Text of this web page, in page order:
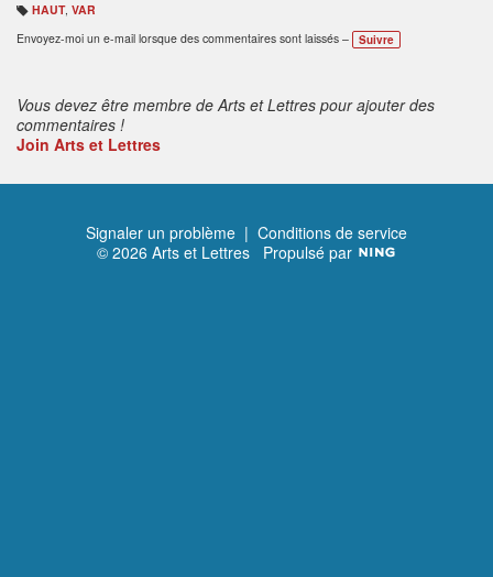
B
ali
s
HAUT, VAR
Envoyez-moi un e-mail lorsque des commentaires sont laissés –
Suivre
Vous devez être membre de Arts et Lettres pour ajouter des
commentaires !
Join Arts et Lettres
Signaler un problème | Conditions de service
© 2026 Arts et Lettres Propulsé par